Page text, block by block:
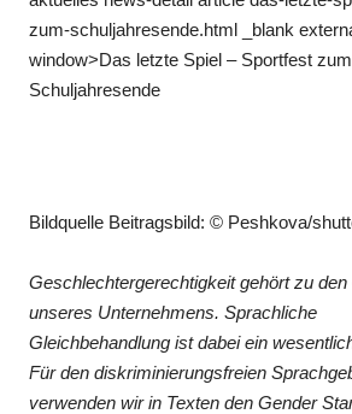
zum-schuljahresende.html _blank
window>Das letzte Spiel – Sportfest zum
Schuljahresende
Bildquelle Beitragsbild: © Peshkova/
Geschlechtergerechtigkeit gehört zu
unseres Unternehmens. Sprachliche
Gleichbehandlung ist dabei ein
Für den diskriminierungsfreien
verwenden wir in Texten den Gender